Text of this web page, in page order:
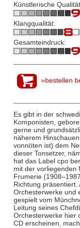
Künstlerische
Klangqualität:
Gesamteindruck:
»bestellen
Es gibt in der
Komponisten,
gerne und
näherem
vonnöten ist) dem
dieser Tonsetzer,
hat das Label cpo
mit der vorliegenden
Frumerie
Richtung
Orchesterwerke und
gespielt vom
Leitung seines
Orchesterwerke hier
CD erscheinen,